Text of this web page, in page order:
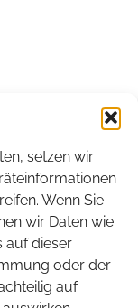
setzen wir
Wenn Sie
wir Daten wie
auf dieser
oder der
auf